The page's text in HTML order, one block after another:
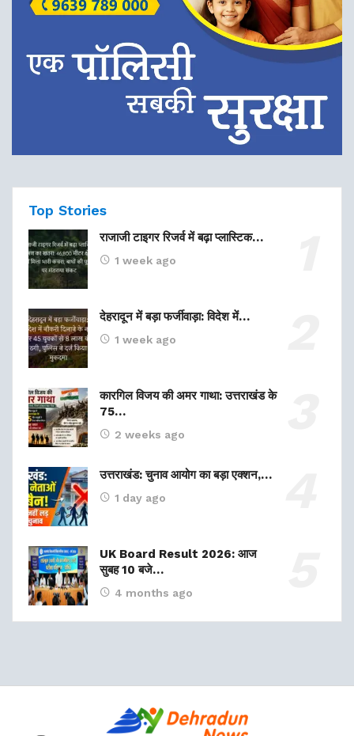
Top Stories
राजाजी टाइगर रिजर्व में बढ़ा प्लास्टिक…
1 week ago
देहरादून में बड़ा फर्जीवाड़ा: विदेश में…
1 week ago
कारगिल विजय की अमर गाथा: उत्तराखंड के
75…
2 weeks ago
उत्तराखंड: चुनाव आयोग का बड़ा एक्शन,…
1 day ago
UK Board Result 2026: आज
सुबह 10 बजे…
4 months ago